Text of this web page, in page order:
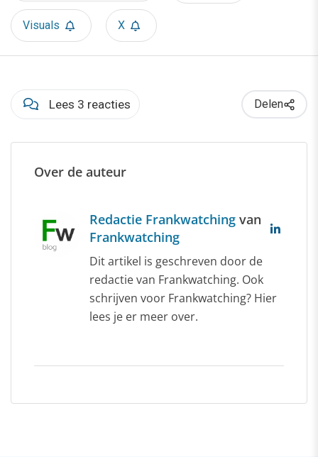
Visuals X
Lees 3 reacties Delen
Over de auteur
Redactie Frankwatching van
Frankwatching
Dit artikel is geschreven door de
redactie van Frankwatching. Ook
schrijven voor Frankwatching? Hier
lees je er meer over.